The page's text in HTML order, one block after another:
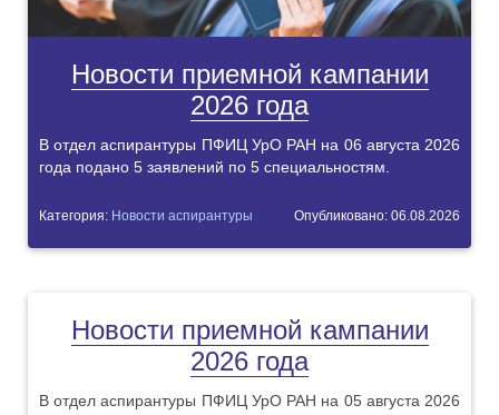
Новости приемной кампании
2026 года
В отдел аспирантуры ПФИЦ УрО РАН на 06 августа 2026
года подано 5 заявлений по 5 специальностям.
Категория: Новости аспирантуры Опубликовано: 06.08.2026
Новости приемной кампании
2026 года
В отдел аспирантуры ПФИЦ УрО РАН на 05 августа 2026